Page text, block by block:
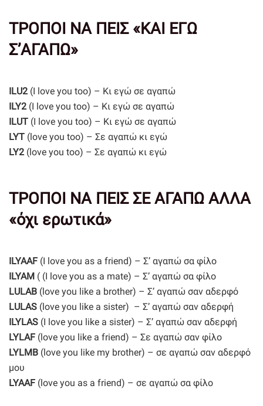
ΤΡΟΠΟΙ ΝΑ ΠΕΙΣ «ΚΑΙ ΕΓΩ
Σ’ΑΓΑΠΩ»
ILU2 (I love you too) – Κι εγώ σε αγαπώ
ILY2 (I love you too) – Κι εγώ σε αγαπώ
ILUT (I love you too) – Κι εγώ σε αγαπώ
LYT (love you too) – Σε αγαπώ κι εγώ
LY2 (love you too) – Σε αγαπώ κι εγώ
ΤΡΟΠΟΙ ΝΑ ΠΕΙΣ ΣΕ ΑΓΑΠΩ ΑΛΛΑ
«όχι ερωτικά»
ILYAAF (I love you as a friend) – Σ’ αγαπώ σα φίλο
ILYAM ( (I love you as a mate) – Σ’ αγαπώ σα φίλο
LULAB (love you like a brother) – Σ’ αγαπώ σαν αδερφό
LULAS (love you like a sister) – Σ’ αγαπώ σαν αδερφή
ILYLAS (I love you like a sister) – Σ’ αγαπώ σαν αδερφή
LYLAF (love you like a friend) – Σε αγαπώ σαν φίλο
LYLMB (love you like my brother) – σε αγαπώ σαν αδερφό
μου
LYAAF (love you as a friend) – σε αγαπώ σα φίλο